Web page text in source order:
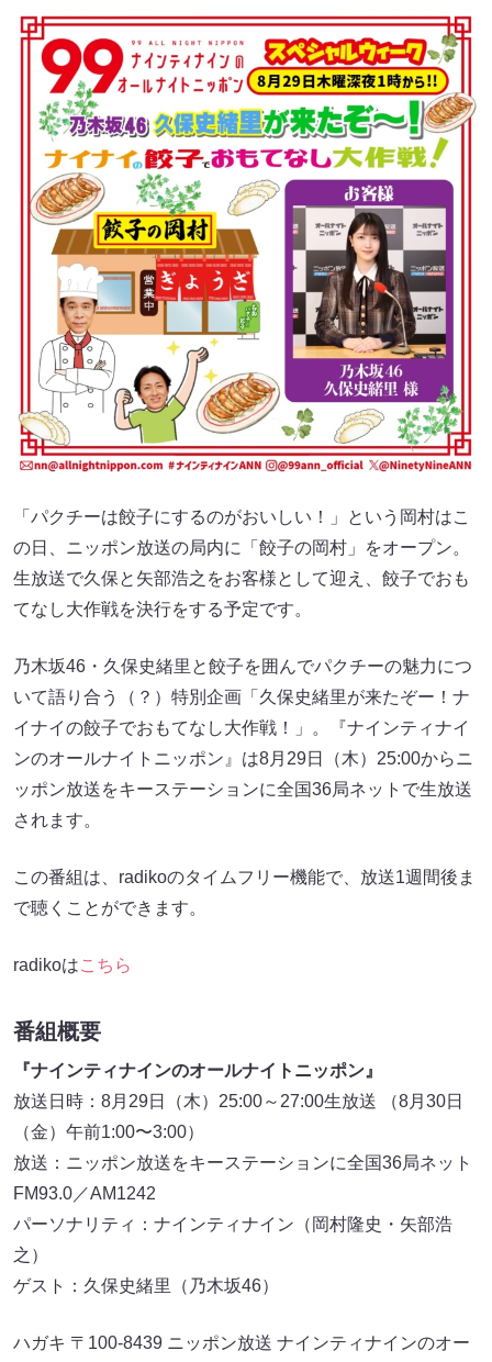
「パクチーは餃子にするのがおいしい！」という岡村はこ
の日、ニッポン放送の局内に「餃子の岡村」をオープン。
生放送で久保と矢部浩之をお客様として迎え、餃子でおも
てなし大作戦を決行をする予定です。
乃木坂46・久保史緒里と餃子を囲んでパクチーの魅力につ
いて語り合う（？）特別企画「久保史緒里が来たぞー！ナ
イナイの餃子でおもてなし大作戦！」。『ナインティナイ
ンのオールナイトニッポン』は8月29日（木）25:00からニ
ッポン放送をキーステーションに全国36局ネットで生放送
されます。
この番組は、radikoのタイムフリー機能で、放送1週間後ま
で聴くことができます。
radikoはこちら
番組概要
『ナインティナインのオールナイトニッポン』
放送日時：8月29日（木）25:00～27:00生放送 （8月30日
（金）午前1:00〜3:00）
放送：ニッポン放送をキーステーションに全国36局ネット
FM93.0／AM1242
パーソナリティ：ナインティナイン（岡村隆史・矢部浩
之）
ゲスト：久保史緒里（乃木坂46）
ハガキ 〒100-8439 ニッポン放送 ナインティナインのオー